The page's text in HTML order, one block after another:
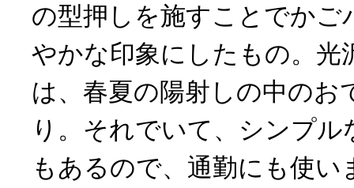
の型押しを施すことでかご
やかな印象にしたもの。光
は、春夏の陽射しの中のお
り。それでいて、シンプ
もあるので、通勤にも使